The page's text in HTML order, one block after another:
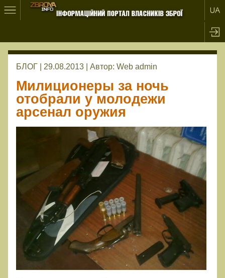
БЛОГ | 29.08.2013 | Автор: Web admin
Милиционеры за ночь
отобрали у молодежи
арсенал оружия